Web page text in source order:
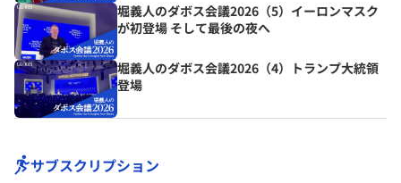
堀義人のダボス会議2026（5）イーロンマスク
が初登場 そして最後の夜へ
堀義人のダボス会議2026（4）トランプ大統領
登場
サブスクリプション